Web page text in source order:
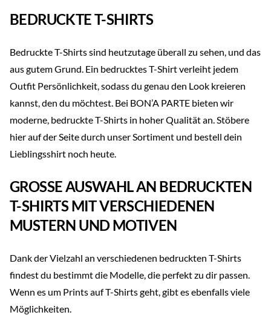
BEDRUCKTE T-SHIRTS
Bedruckte T-Shirts sind heutzutage überall zu sehen, und das
aus gutem Grund. Ein bedrucktes T-Shirt verleiht jedem
Outfit Persönlichkeit, sodass du genau den Look kreieren
kannst, den du möchtest. Bei BON’A PARTE bieten wir
moderne, bedruckte T-Shirts in hoher Qualität an. Stöbere
hier auf der Seite durch unser Sortiment und bestell dein
Lieblingsshirt noch heute.
GROSSE AUSWAHL AN BEDRUCKTEN
T-SHIRTS MIT VERSCHIEDENEN
MUSTERN UND MOTIVEN
Dank der Vielzahl an verschiedenen bedruckten T-Shirts
findest du bestimmt die Modelle, die perfekt zu dir passen.
Wenn es um Prints auf T-Shirts geht, gibt es ebenfalls viele
Möglichkeiten.